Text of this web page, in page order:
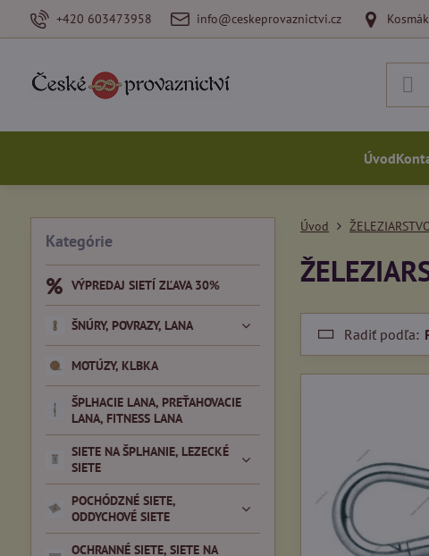
+420 603473958 info@ceskeprovaznictvi.cz
Úvod
Úvod
Radiť podľa:
Kategórie
VÝPREDAJ SIETÍ ZĽAVA 30%
ŠNÚRY, POVRAZY, LANA
MOTÚZY, KLBKA
ŠPLHACIE LANA, PREŤAHOVACIE
LANA, FITNESS LANA
SIETE NA ŠPLHANIE, LEZECKÉ
SIETE
POCHÓDZNÉ SIETE,
ODDYCHOVÉ SIETE
OCHRANNÉ SIETE, SIETE NA